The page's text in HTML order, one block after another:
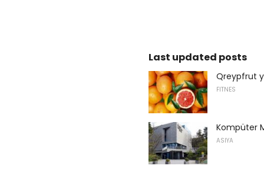
Last updated posts
Qreypfrut
FITNES
Kompüter
ASIYA